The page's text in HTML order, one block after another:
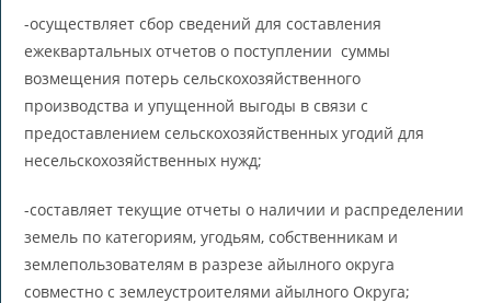
-осуществляет сбор сведений для составления
ежеквартальных отчетов о поступлении суммы
возмещения потерь сельскохозяйственного
производства и упущенной выгоды в связи с
предоставлением сельскохозяйственных угодий для
несельскохозяйственных нужд;
-составляет текущие отчеты о наличии и распределении
земель по категориям, угодьям, собственникам и
землепользователям в разрезе айылного округа
совместно с землеустроителями айылного Округа;